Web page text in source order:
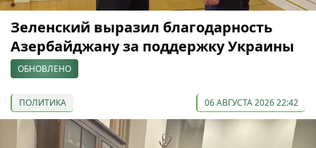
Зеленский выразил благодарность
Азербайджану за поддержку Украины
ОБНОВЛЕНО
ПОЛИТИКА 06 АВГУСТА 2026 22:42